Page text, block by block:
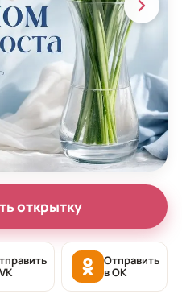
открытку
Отправить
в OK